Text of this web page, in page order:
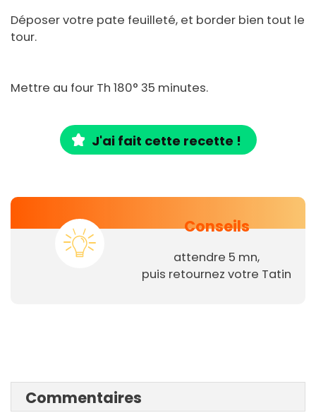
Déposer votre pate feuilleté, et border bien tout le
tour.
Mettre au four Th 180° 35 minutes.
J'ai fait cette recette !
Conseils
attendre 5 mn,
puis retournez votre Tatin
Commentaires